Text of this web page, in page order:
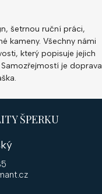
šetrnou ruční práci,
kameny. Všechny námi
který popisuje jejich
je doprava
ŠPERKU